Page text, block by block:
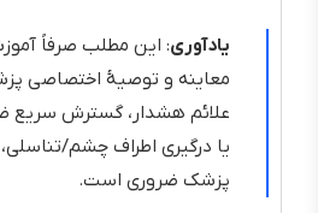
یادآوری: این مطلب صرفاً
معاینه و توصیهٔ اختصاصی
علائم هشدار، گسترش سریع
یا درگیری اطراف چشم/
پزشک ضروری است.